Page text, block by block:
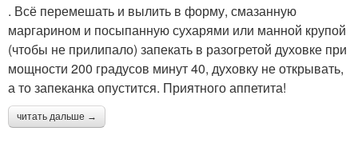
. Всё перемешать и вылить в форму, смазанную
маргарином и посыпанную сухарями или манной крупой
(чтобы не прилипало) запекать в разогретой духовке при
мощности 200 градусов минут 40, духовку не открывать,
а то запеканка опустится. Приятного аппетита!
читать дальше →